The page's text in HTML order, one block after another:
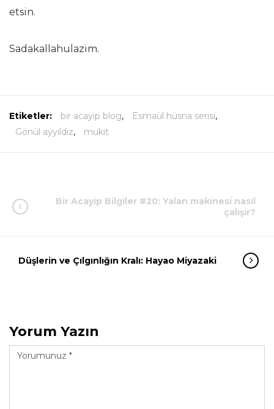
etsin.
Sadakallahulazim.
Etiketler: bir acayip blog, Esmaül hüsna serisi,
Gönül ayyıldız, mukit
Bir Acayip Bilgiler #20: Yalan makinesi nasıl
çalışır?
Düşlerin ve Çılgınlığın Kralı: Hayao Miyazaki
Yorum Yazın